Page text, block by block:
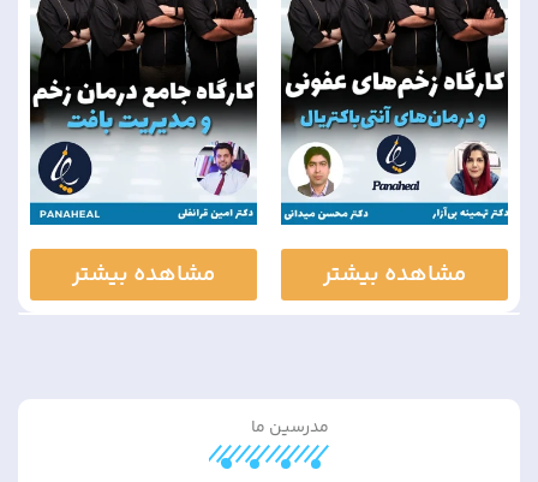
مشاهده بیشتر مشاهده بیشتر
مدرسین ما